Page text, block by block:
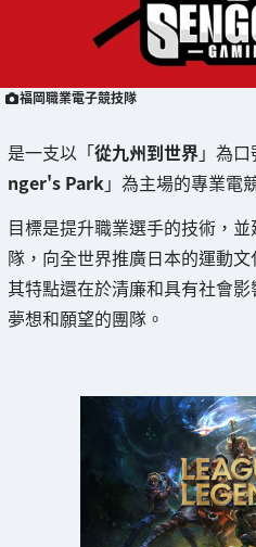
福岡職業電子競技隊
是一支以「從九州到世界」為
nger's Park」為主場的專業電
目標是提升職業選手的技術，
隊，向全世界推廣日本的運動文
其特點還在於清廉和具有社會
夢想和願望的團隊。